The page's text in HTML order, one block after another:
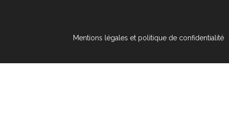
Mentions légales et politique de confidentialité